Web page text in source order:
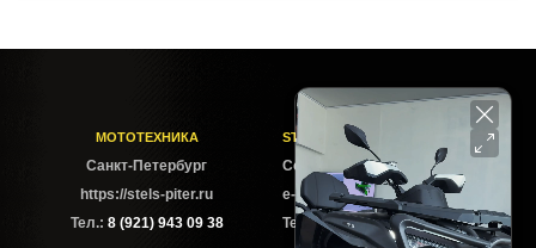
МОТОТЕХНИКА
Cанкт-Петербург
https://stels-piter.ru
Тел.: 8 (921) 943 09 38
STELS-PITER СОФИЙСКАЯ
Софийская ул. 6Б
e-mail: sales@stels-piter.ru
Тел.:8 (921) 943 09 38